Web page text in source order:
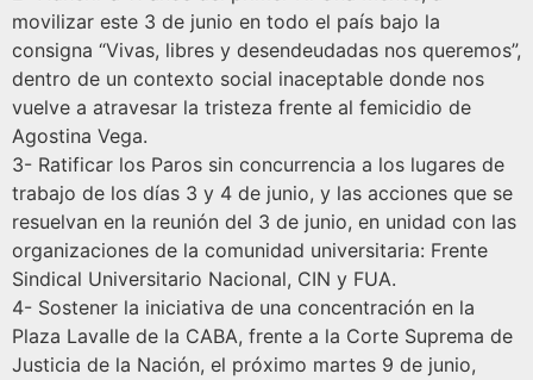
movilizar este 3 de junio en todo el país bajo la
consigna “Vivas, libres y desendeudadas nos queremos”,
dentro de un contexto social inaceptable donde nos
vuelve a atravesar la tristeza frente al femicidio de
Agostina Vega.
3- Ratificar los Paros sin concurrencia a los lugares de
trabajo de los días 3 y 4 de junio, y las acciones que se
resuelvan en la reunión del 3 de junio, en unidad con las
organizaciones de la comunidad universitaria: Frente
Sindical Universitario Nacional, CIN y FUA.
4- Sostener la iniciativa de una concentración en la
Plaza Lavalle de la CABA, frente a la Corte Suprema de
Justicia de la Nación, el próximo martes 9 de junio,